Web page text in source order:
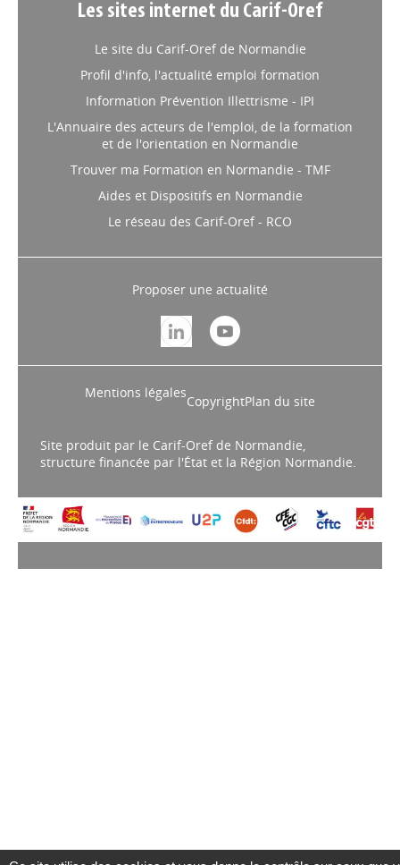
Les sites internet du Carif-Oref
Le site du Carif-Oref de Normandie
Profil d'info, l'actualité emploi formation
Information Prévention Illettrisme - IPI
L'Annuaire des acteurs de l'emploi, de la formation
et de l'orientation en Normandie
Trouver ma Formation en Normandie - TMF
Aides et Dispositifs en Normandie
Le réseau des Carif-Oref - RCO
Proposer une actualité
Mentions légales
CopyrightPlan du site
Site produit par le Carif-Oref de Normandie,
structure financée par l'État et la Région Normandie.